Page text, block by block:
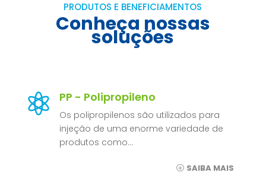
PRODUTOS E BENEFICIAMENTOS
Conheça nossas
soluções
 PP - Polipropileno
Os polipropilenos são utilizados para
injeção de uma enorme variedade de
produtos como…
SAIBA MAIS